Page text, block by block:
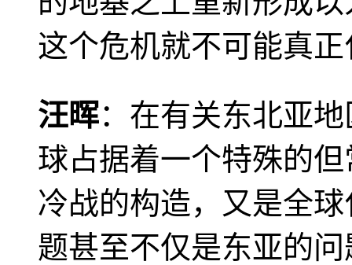
这个危机就不可能真
汪晖：在有关东北亚
球占据着一个特殊的
冷战的构造，又是全
题甚至不仅是东亚的